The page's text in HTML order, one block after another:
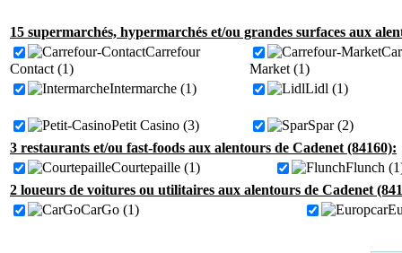
15 supermarchés, hypermarchés et/ou grandes surfaces aux
Carrefour
Contact (1)
Market (1)
Intermarche (1)
Lidl (1)
Petit Casino (3)
Spar (2)
3 restaurants et/ou fast-foods aux alentours de Cadenet (84160):
Courtepaille (1)
Flunch
2 loueurs de voitures ou utilitaires aux alentours de Cadenet
CarGo (1)